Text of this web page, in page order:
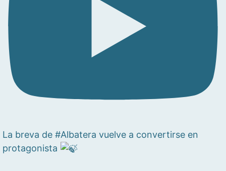
La breva de #Albatera vuelve a convertirse en
protagonista